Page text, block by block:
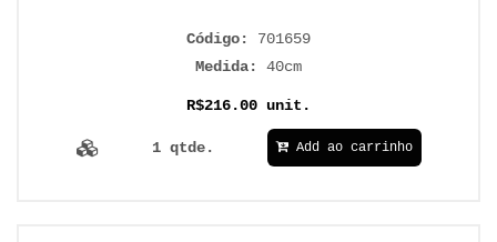
Código: 701659
Medida: 40cm
R$216.00 unit.
1 qtde. Add ao carrinho